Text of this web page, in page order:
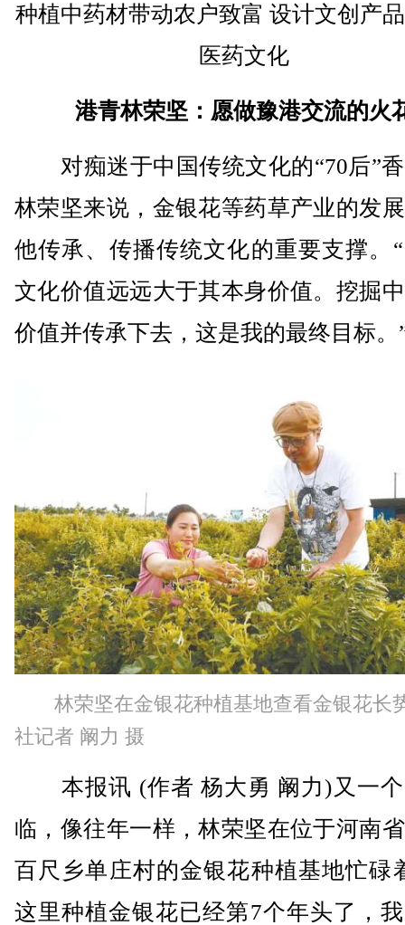
种植中药材带动农户致富 设计文创产
医药文化
港青林荣坚：愿做豫港交流的火
对痴迷于中国传统文化的“70后”
林荣坚来说，金银花等药草产业的发
他传承、传播传统文化的重要支撑。
文化价值远远大于其本身价值。挖掘
价值并传承下去，这是我的最终目标。
林荣坚在金银花种植基地查看金银花长
社记者 阚力 摄
本报讯 (作者 杨大勇 阚力)又一个
临，像往年一样，林荣坚在位于河南
百尺乡单庄村的金银花种植基地忙碌
这里种植金银花已经第7个年头了，